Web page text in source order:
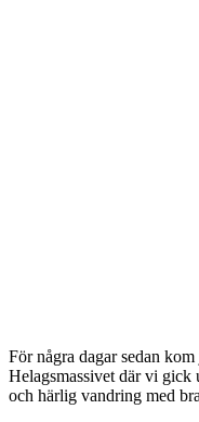
För några dagar sedan
Helagsmassivet där vi gick
och härlig vandring med